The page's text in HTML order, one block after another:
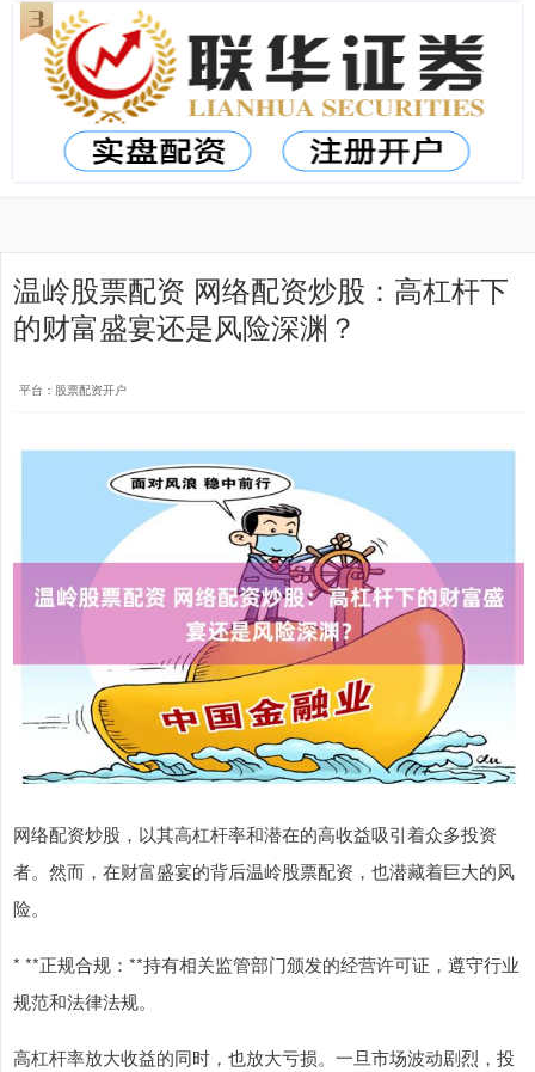
温岭股票配资 网络配资炒股：高杠杆下
的财富盛宴还是风险深渊？
平台：股票配资开户
网络配资炒股，以其高杠杆率和潜在的高收益吸引着众多投资
者。然而，在财富盛宴的背后温岭股票配资，也潜藏着巨大的风
险。
* **正规合规：**持有相关监管部门颁发的经营许可证，遵守行业
规范和法律法规。
高杠杆率放大收益的同时，也放大亏损。一旦市场波动剧烈，投